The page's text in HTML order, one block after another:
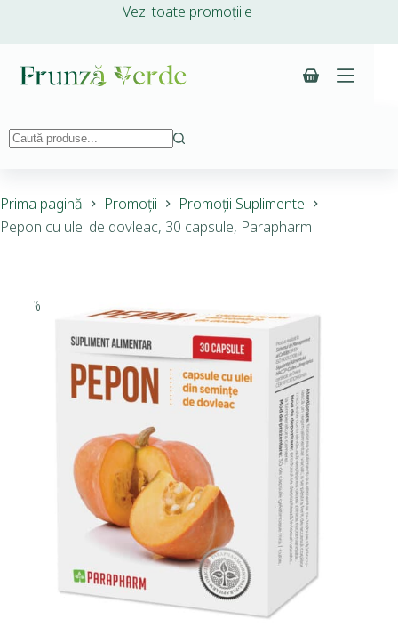
Vezi toate promoțiile
Prima pagină Promoții
Promoții Suplimente
Pepon cu ulei de dovleac, 30 capsule, Parapharm
-30%